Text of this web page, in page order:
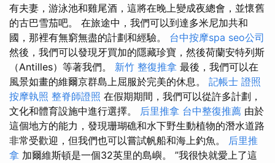
有夫妻，游泳池和雞尾酒，這將在晚上變成夜總會，並懷舊
的古巴雪茄吧。 在旅途中，我們可以到達多米尼加共和
國，那裡有無窮無盡的計劃和經驗。 台中按摩spa seo公司
然後，我們可以發現牙買加的隱藏珍寶，然後荷蘭安特列斯
（Antilles）等著我們。 新竹 整復推拿 最後，我們可以在
風景如畫的維爾京群島上屈服於完美的休息。 記帳士 證照
按摩執照 整脊師證照 在假期期間，我們可以從許多計劃，
文化和體育設施中進行選擇。 后里推拿 台中整復推薦 由於
這個地方的能力，發現珊瑚礁和水下野生動植物的潛水道路
非常受歡迎，但我們也可以嘗試帆船和海上釣魚。 后里推
拿 加爾維斯頓是一個32英里的島嶼。 ”我很快就愛上了這